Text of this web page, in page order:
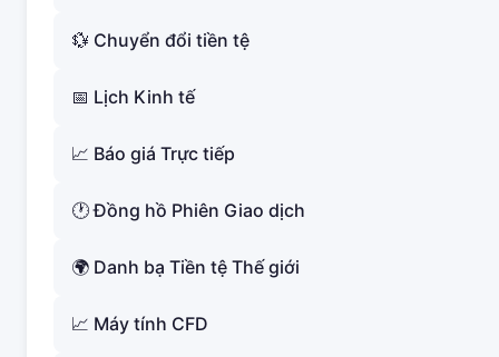
💱 Chuyển đổi tiền tệ
📅 Lịch Kinh tế
📈 Báo giá Trực tiếp
🕐 Đồng hồ Phiên Giao dịch
🌍 Danh bạ Tiền tệ Thế giới
📈 Máy tính CFD